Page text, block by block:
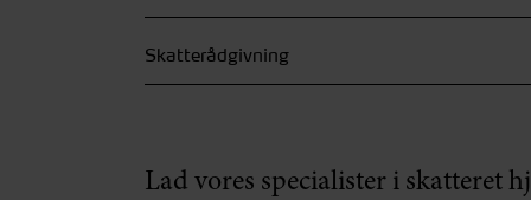
Skatterådgivning
Lad vores specialister i skatteret